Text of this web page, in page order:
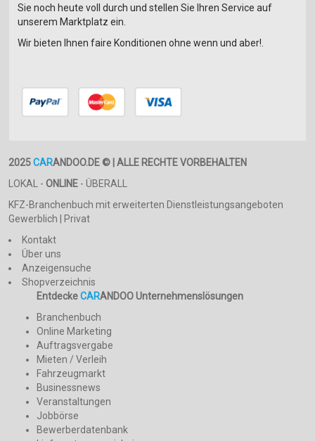
Sie noch heute voll durch und stellen Sie Ihren Service auf
unserem Marktplatz ein.
Wir bieten Ihnen faire Konditionen ohne wenn und aber!.
2025CARANDOO.DE © | ALLE RECHTE VORBEHALTEN
LOKAL - ONLINE - ÜBERALL
KFZ-Branchenbuch mit erweiterten Dienstleistungsangeboten
Gewerblich | Privat
Kontakt
Über uns
Anzeigensuche
Shopverzeichnis
EntdeckeCARANDOO Unternehmenslösungen
Branchenbuch
Online Marketing
Auftragsvergabe
Mieten / Verleih
Fahrzeugmarkt
Businessnews
Veranstaltungen
Jobbörse
Bewerberdatenbank